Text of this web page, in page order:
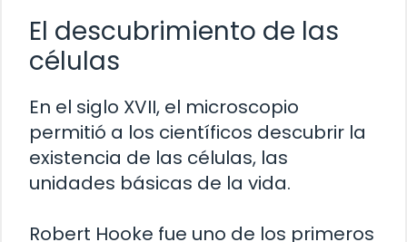
El descubrimiento de las
células
En el siglo XVII, el microscopio
permitió a los científicos descubrir la
existencia de las células, las
unidades básicas de la vida.
Robert Hooke fue uno de los primeros